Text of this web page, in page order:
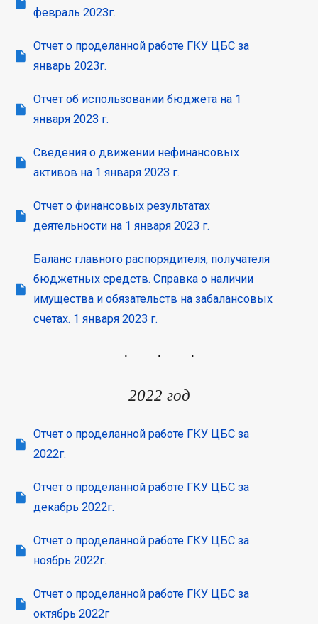
февраль 2023г.
Отчет о проделанной работе ГКУ ЦБС за
январь 2023г.
Отчет об использовании бюджета на 1
января 2023 г.
Сведения о движении нефинансовых
активов на 1 января 2023 г.
Отчет о финансовых результатах
деятельности на 1 января 2023 г.
Баланс главного распорядителя, получателя
бюджетных средств. Справка о наличии
имущества и обязательств на забалансовых
счетах. 1 января 2023 г.
2022 год
Отчет о проделанной работе ГКУ ЦБС за
2022г.
Отчет о проделанной работе ГКУ ЦБС за
декабрь 2022г.
Отчет о проделанной работе ГКУ ЦБС за
ноябрь 2022г.
Отчет о проделанной работе ГКУ ЦБС за
октябрь 2022г